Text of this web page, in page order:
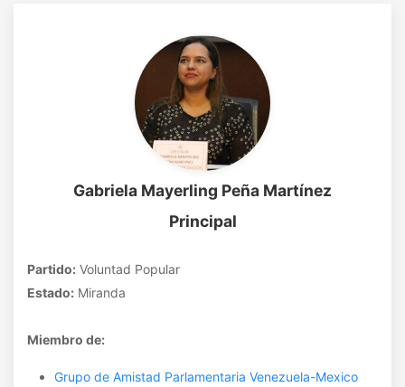
Gabriela Mayerling Peña Martínez
Principal
Partido: Voluntad Popular
Estado: Miranda
Miembro de:
Grupo de Amistad Parlamentaria Venezuela-Mexico